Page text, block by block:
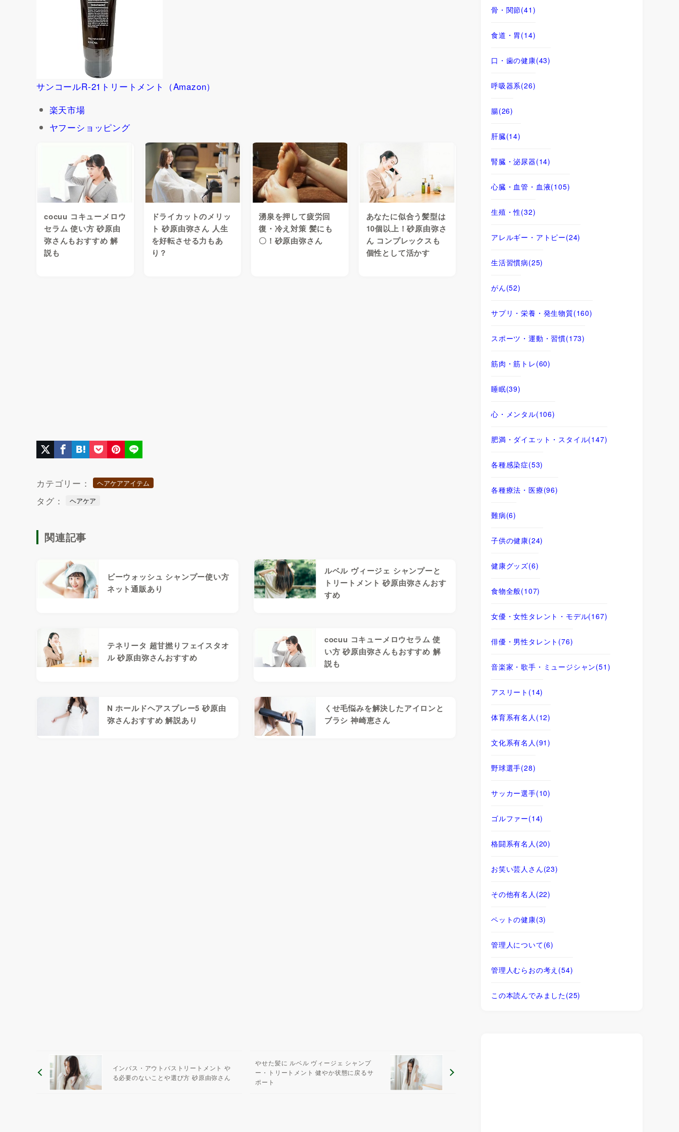
サンコールR-21トリートメント（Amazon）
楽天市場
ヤフーショッピング
cocuu コキューメロウ
セラム 使い方 砂原由
弥さんもおすすめ 解
説も
ドライカットのメリッ
ト 砂原由弥さん 人生
を好転させる力もあ
り？
湧泉を押して疲労回
復・冷え対策 髪にも
〇！砂原由弥さん
あなたに似合う髪型は
10個以上！砂原由弥さ
ん コンプレックスも
個性として活かす
カテゴリー： ヘアケアアイテム
タグ： ヘアケア
関連記事
ビーウォッシュ シャンプー使い方
ネット通販あり
ルベル ヴィージェ シャンプーと
トリートメント 砂原由弥さんおす
すめ
テネリータ 超甘撚りフェイスタオ
ル 砂原由弥さんおすすめ
cocuu コキューメロウセラム 使
い方 砂原由弥さんもおすすめ 解
説も
N ホールドヘアスプレー5 砂原由
弥さんおすすめ 解説あり
くせ毛悩みを解決したアイロンと
ブラシ 神崎恵さん
インバス・アウトバストリートメント や
る必要のないことや選び方 砂原由弥さん
やせた髪に ルベル ヴィージェ シャンプ
ー・トリートメント 健やか状態に戻るサ
ポート
骨・関節(41)
食道・胃 (14)
口・歯の健康(43)
呼吸器系(26)
腸(26)
肝臓(14)
腎臓・泌尿器(14)
心臓・血管・血液(105)
生殖・性(32)
アレルギー・アトピー(24)
生活習慣病(25)
がん(52)
サプリ・栄養・発生物質(160)
スポーツ・運動・習慣(173)
筋肉・筋トレ(60)
睡眠(39)
心・メンタル(106)
肥満・ダイエット・スタイル(147)
各種感染症(53)
各種療法・医療(96)
難病(6)
子供の健康(24)
健康グッズ(6)
食物全般(107)
女優・女性タレント・モデル(167)
俳優・男性タレント (76)
音楽家・歌手・ミュージシャン(51)
アスリート (14)
体育系有名人 (12)
文化系有名人 (91)
野球選手(28)
サッカー選手(10)
ゴルファー(14)
格闘系有名人 (20)
お笑い芸人さん(23)
その他有名人 (22)
ペットの健康(3)
管理人について(6)
管理人むらおの考え (54)
この本読んでみました(25)